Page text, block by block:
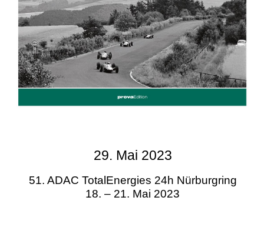
29. Mai 2023
51. ADAC TotalEnergies 24h Nürburgring
18. – 21. Mai 2023